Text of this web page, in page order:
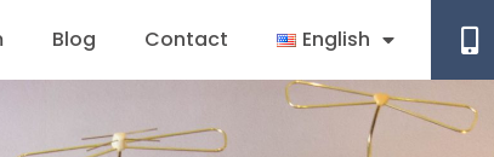
Blog Contact English